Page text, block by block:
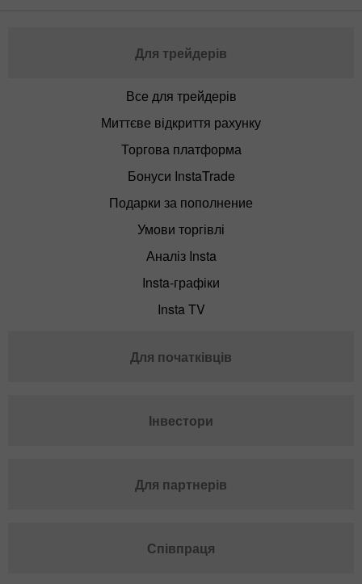
Для трейдерів
Все для трейдерів
Миттєве відкриття рахунку
Торгова платформа
Бонуси InstaTrade
Подарки за пополнение
Умови торгівлі
Аналіз Insta
Insta-графіки
Insta TV
Для початківців
Інвестори
Для партнерів
Співпраця